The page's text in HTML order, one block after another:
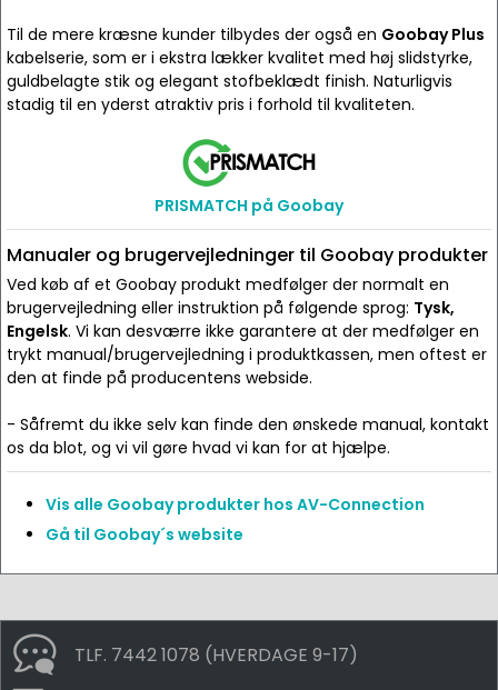
Til de mere kræsne kunder tilbydes der også en Goobay Plus
kabelserie, som er i ekstra lækker kvalitet med høj slidstyrke,
guldbelagte stik og elegant stofbeklædt finish. Naturligvis
stadig til en yderst atraktiv pris i forhold til kvaliteten.
PRISMATCH på Goobay
Manualer og brugervejledninger til Goobay produkter
Ved køb af et Goobay produkt medfølger der normalt en
brugervejledning eller instruktion på følgende sprog: Tysk,
Engelsk. Vi kan desværre ikke garantere at der medfølger en
trykt manual/brugervejledning i produktkassen, men oftest er
den at finde på producentens webside.
- Såfremt du ikke selv kan finde den ønskede manual, kontakt
os da blot, og vi vil gøre hvad vi kan for at hjælpe.
Vis alle Goobay produkter hos AV-Connection
Gå til Goobay´s website
TLF. 7442 1078 (HVERDAGE 9-17)